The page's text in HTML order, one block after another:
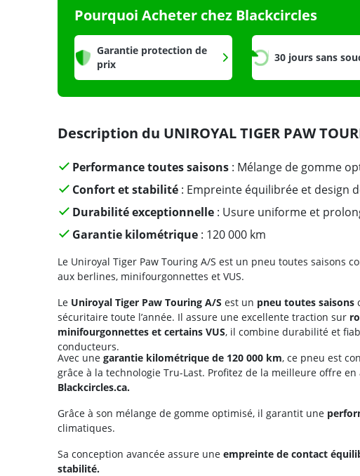
Pourquoi Acheter chez Blackcircles
Garantie protection de
prix
30 jours sans
Description du UNIROYAL TIGER PAW
Performance toutes saisons: Mélange de gomme
Confort et stabilité: Empreinte équilibrée et design
Durabilité exceptionnelle: Usure uniforme et
Garantie kilométrique: 120 000 km
Le Uniroyal Tiger Paw Touring A/S est un pneu toutes saisons
aux berlines, minifourgonnettes et VUS.
Le Uniroyal Tiger Paw Touring A/S est un pneu toutes saisons
sécuritaire toute l’année. Il assure une excellente traction sur
minifourgonnettes et certains VUS, il combine durabilité et
conducteurs.
Avec une garantie kilométrique de 120 000 km, ce pneu est
grâce à la technologie Tru-Last. Profitez de la meilleure offre
Blackcircles.ca.
Grâce à son mélange de gomme optimisé, il garantit une
climatiques.
Sa conception avancée assure une empreinte de contact
stabilité.